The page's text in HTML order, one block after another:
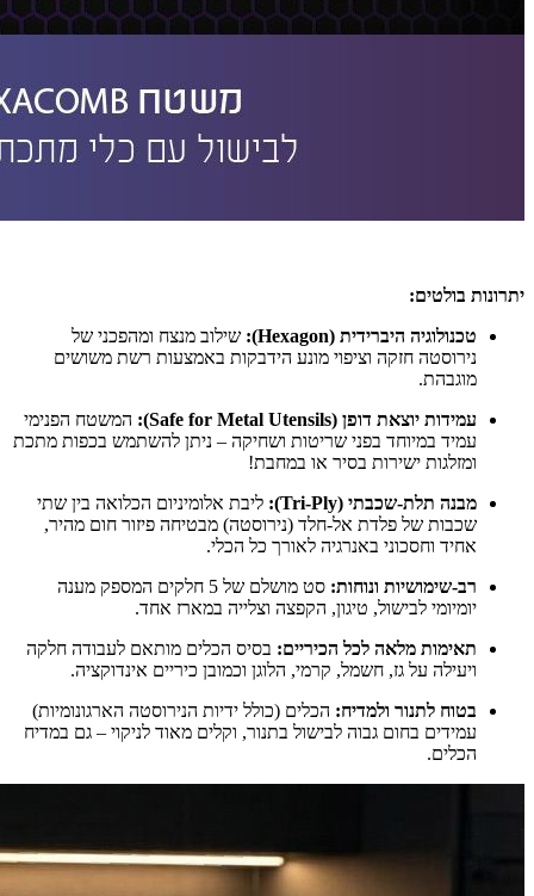
יתרונות בולטים:
טכנולוגיה היברידית (Hexagon):
שילוב מנצח ומהפכני של
נירוסטה חזקה וציפוי מונע הידבקות באמצעות רשת משושים
מוגבהת.
עמידות יוצאת דופן (Safe for Metal Utensils):
המשטח הפנימי
עמיד במיוחד בפני שריטות ושחיקה – ניתן להשתמש בכפות מתכת
ומזלגות ישירות בסיר או במחבת!
מבנה תלת-שכבתי (Tri-Ply):
ליבת אלומיניום הכלואה בין שתי
שכבות של פלדת אל-חלד (נירוסטה) מבטיחה פיזור חום מהיר,
אחיד וחסכוני באנרגיה לאורך כל הכלי.
רב-שימושיות ונוחות:
סט מושלם של 5 חלקים המספק מענה
יומיומי לבישול, טיגון, הקפצה וצלייה במארז אחד.
תאימות מלאה לכל הכיריים: בסיס הכלים מותאם לעבודה חלקה
ויעילה על גז, חשמל, קרמי, הלוגן וכמובן כיריים אינדוקציה.
בטוח לתנור ולמדיח: הכלים (כולל ידיות הנירוסטה הארגונומיות)
עמידים בחום גבוה לבישול בתנור, וקלים מאוד לניקוי – גם במדיח
הכלים.